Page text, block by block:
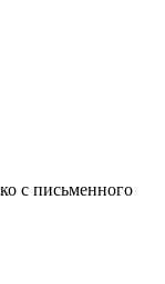
с письменного